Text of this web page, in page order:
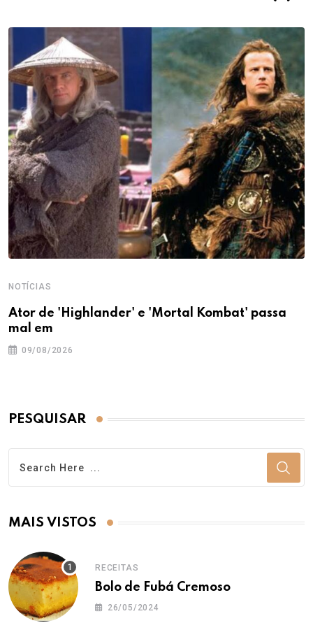
NOTÍCIAS
Ator de 'Highlander' e 'Mortal Kombat' passa
mal em
09/08/2026
PESQUISAR
MAIS VISTOS
RECEITAS
Bolo de Fubá Cremoso
26/05/2024